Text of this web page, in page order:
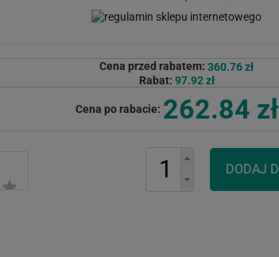
Cena przed rabatem: 360.76 zł
Rabat: 97.92 zł
Cena po rabacie: 262.84 zł